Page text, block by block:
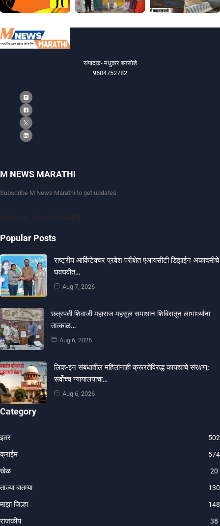
संपादक- मधुकर बनसोडे
9604752782
M NEWS MARATHI
Subscribe M News Marathi to get updates
Popular Posts
राष्ट्रीय आर्किटेक्चर प्रवेश परीक्षेत एआयसीटी डिझाईन अकादमीचे
घवघवीत…
Aug 7, 2026
छत्रपती शिवाजी महाराज महसूल समाधान शिबिरातून लाभार्थ्यांना
तात्काळ…
Aug 6, 2026
लिव्ह-इन संबंधातील महिलांनाही क्रूरतेविरुद्ध कायद्याचे संरक्षण;
सर्वोच्च न्यायालयाचा…
Aug 6, 2026
Category
इतर 502
क्राईम 574
खेळ 20
ताज्या बातम्या 130
माझा जिल्हा
राजकीय 38